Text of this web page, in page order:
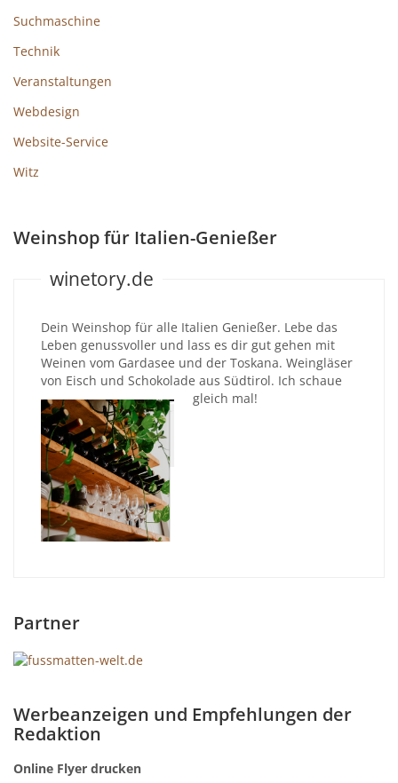
Suchmaschine
Technik
Veranstaltungen
Webdesign
Website-Service
Witz
Weinshop für Italien-Genießer
winetory.de
Dein Weinshop für alle Italien Genießer. Lebe das
Leben genussvoller und lass es dir gut gehen mit
Weinen vom Gardasee und der Toskana. Weingläser
von Eisch und Schokolade aus Südtirol. Ich schaue
gleich mal!
Partner
Werbeanzeigen und Empfehlungen der
Redaktion
Online Flyer drucken